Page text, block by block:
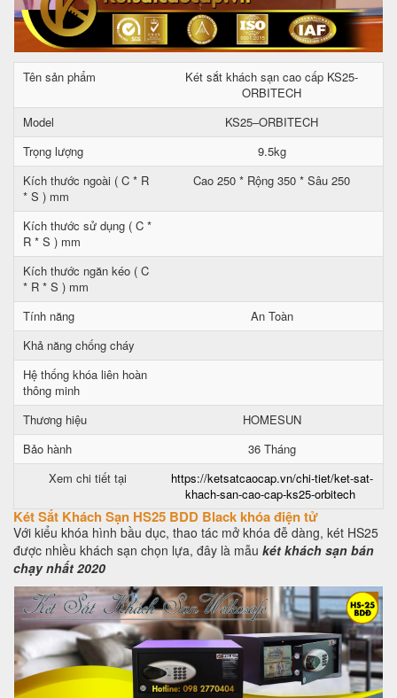
Tên sản phẩm
Két sắt khách sạn cao cấp KS25-
ORBITECH
Model
KS25–ORBITECH
Trọng lượng
9.5kg
Kích thước ngoài ( C * R
* S ) mm
Cao 250 * Rộng 350 * Sâu 250
Kích thước sử dụng ( C *
R * S ) mm
Kích thước ngăn kéo ( C
* R * S ) mm
Tính năng
An Toàn
Khả năng chống cháy
Hệ thống khóa liên hoàn
thông minh
Thương hiệu
HOMESUN
Bảo hành
36 Tháng
Xem chi tiết tại
https://ketsatcaocap.vn/chi-tiet/ket-sat-
khach-san-cao-cap-ks25-orbitech
Két Sắt Khách Sạn HS25 BDD Black khóa điện tử
Với kiểu khóa hình bầu dục, thao tác mở khóa đễ dàng, két HS25
được nhiều khách sạn chọn lựa, đây là mẫu két khách sạn bán
chạy nhất 2020